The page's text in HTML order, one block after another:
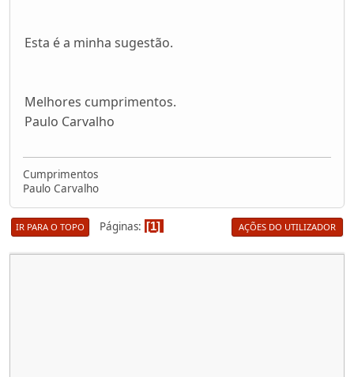
Esta é a minha sugestão.
Melhores cumprimentos.
Paulo Carvalho
Cumprimentos
Paulo Carvalho
IR PARA O TOPO Páginas 1 AÇÕES DO UTILIZADOR